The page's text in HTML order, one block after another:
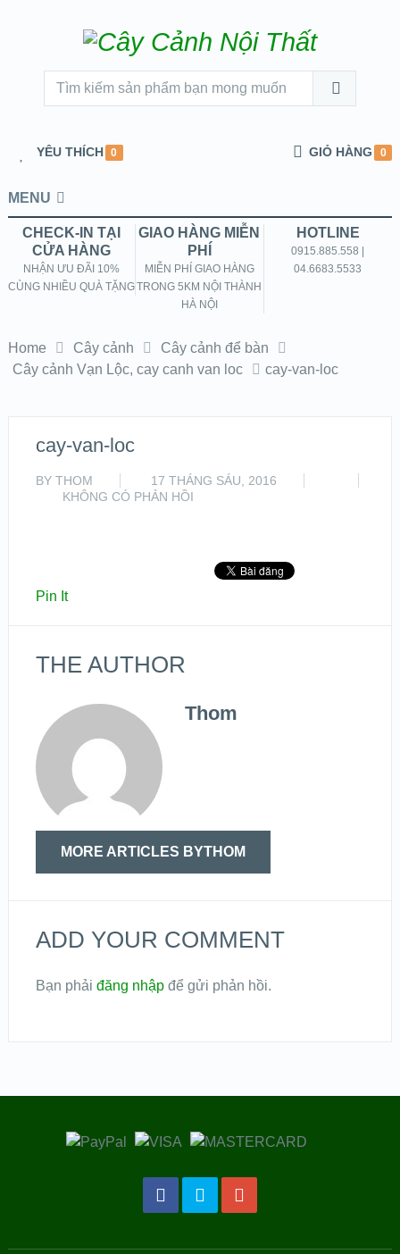
YÊU THÍCH 0 GIỎ HÀNG 0
MENU
CHECK-IN TẠI
CỬA HÀNG
NHẬN ƯU ĐÃI 10%
CÙNG NHIỀU QUÀ TẶNG
GIAO HÀNG MIỄN
PHÍ
MIỄN PHÍ GIAO HÀNG
TRONG 5KM NỘI THÀNH
HÀ NỘI
HOTLINE
0915.885.558 |
04.6683.5533
Home Cây cảnh
Cây cảnh để bàn
Cây cảnh Vạn Lộc, cay canh van loc
cay-van-loc
cay-van-loc
BY THOM
17 THÁNG SÁU, 2016
KHÔNG CÓ PHẢN HỒI
Pin It
THE AUTHOR
Thom
MORE ARTICLES BYTHOM
ADD YOUR COMMENT
Bạn phải đăng nhậpđể gửi phản hồi.